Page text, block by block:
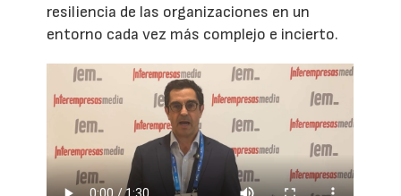
resiliencia de las organizaciones en un
entorno cada vez más complejo e incierto.